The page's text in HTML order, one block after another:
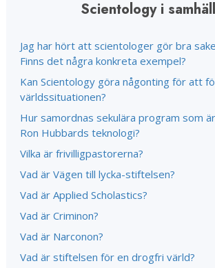
Scientology i
Jag har hört att scientologer gör bra
Finns det några konkreta exempel?
Kan Scientology göra någonting för att
världssituationen?
Hur samordnas sekulära program som
Ron Hubbards teknologi?
Vilka är frivilligpastorerna?
Vad är Vägen till lycka-stiftelsen?
Vad är Applied Scholastics?
Vad är Criminon?
Vad är Narconon?
Vad är stiftelsen för en drogfri värld?